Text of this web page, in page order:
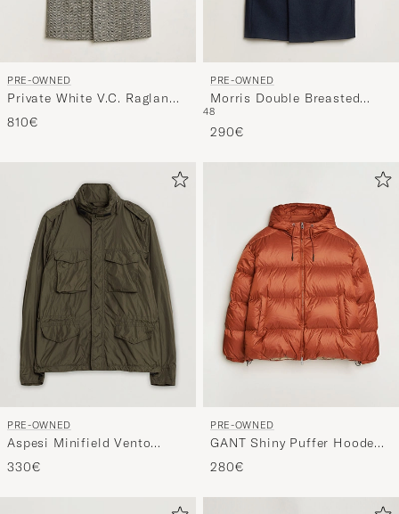
PRE-OWNED
Private White V.C. Raglan
Wool Coat Black & Cream 2
- XS
810€
PRE-OWNED
Morris Double Breasted
Wool Coat Navy 48
48
290€
PRE-OWNED
Aspesi Minifield Vento
Jacket Green L
330€
PRE-OWNED
GANT Shiny Puffer Hooded
Jacket Rust XL
280€